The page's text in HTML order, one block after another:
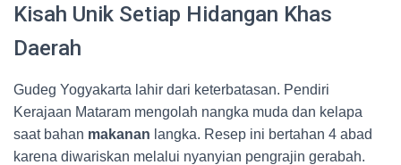
Kisah Unik Setiap Hidangan Khas
Daerah
Gudeg Yogyakarta lahir dari keterbatasan. Pendiri
Kerajaan Mataram mengolah nangka muda dan kelapa
saat bahan makanan langka. Resep ini bertahan 4 abad
karena diwariskan melalui nyanyian pengrajin gerabah.